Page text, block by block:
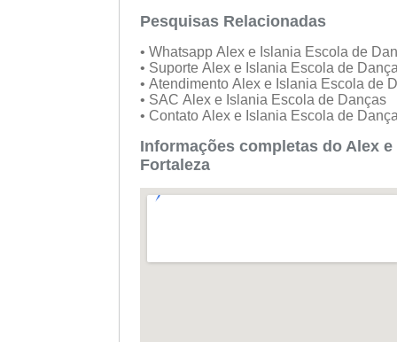
Pesquisas Relacionadas
• Whatsapp Alex e Islania Escola de
• Suporte Alex e Islania Escola de
• Atendimento Alex e Islania Escola de
• SAC Alex e Islania Escola de Danças
• Contato Alex e Islania Escola de
Informações completas do Alex
Fortaleza